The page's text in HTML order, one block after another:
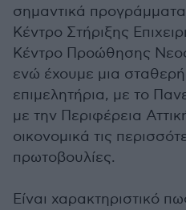
σημαντικά
Κέντρο Στήριξης
Κέντρο Προώθησης
ενώ έχουμε μια
επιμελητήρια, με το
με την Περιφέρεια
οικονομικά τις
πρωτοβουλίες.
Είναι χαρακτηριστικό